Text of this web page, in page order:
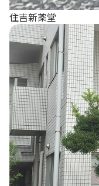
住吉新薬堂